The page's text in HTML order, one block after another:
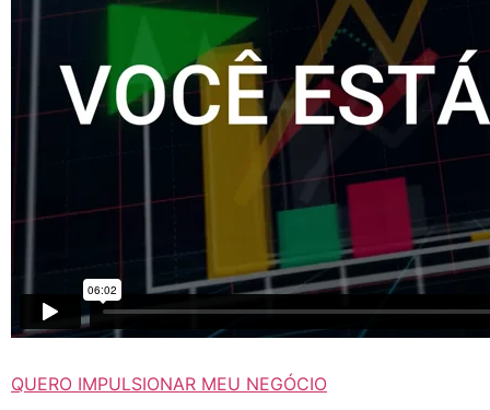
QUERO IMPULSIONAR MEU NEGÓCIO